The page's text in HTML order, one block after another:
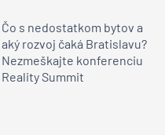
Čo s nedostatkom bytov a
aký rozvoj čaká Bratislavu?
Nezmeškajte konferenciu
Reality Summit